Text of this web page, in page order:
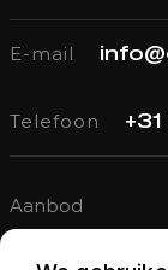
E-mail
Telefoon
Aanbod